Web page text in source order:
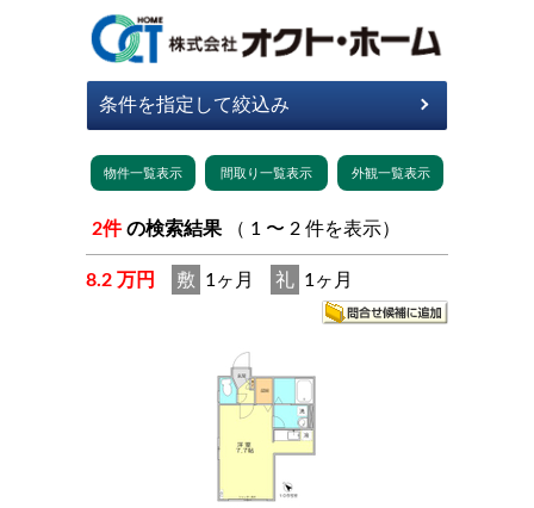
2件 の検索結果 （ 1 〜 2 件を表示）
8.2 万円 敷 1ヶ月 礼 1ヶ月